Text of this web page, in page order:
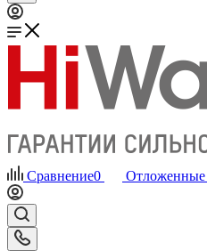
Сравнение0 Отложенные